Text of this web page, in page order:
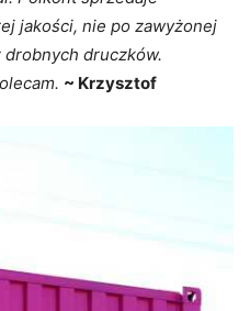
jakości, nie po zawyżonej
druczków.
~ Krzysztof